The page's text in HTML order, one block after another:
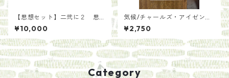
【思想セット】二弐に２ 思
い蠢く。二〇〇年後の土にな
る。/らくだ舎出帆室
¥10,000
気候/チャールズ・アイゼンシ
ュタイン 訳酒井泰幸
¥2,750
Category